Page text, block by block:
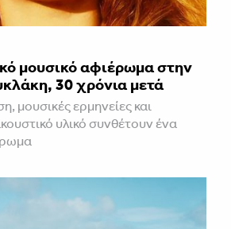
μουσικό αφιέρωμα στην
30 χρόνια μετά
μουσικές ερμηνείες και
υλικό συνθέτουν ένα